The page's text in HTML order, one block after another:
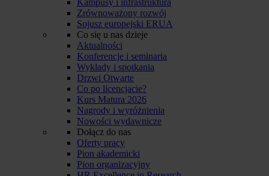
Zrównoważony rozwój
Sojusz europejski ERUA
Co się u nas dzieje
Aktualności
Konferencje i seminaria
Wykłady i spotkania
Drzwi Otwarte
Co po licencjacie?
Kurs Matura 2026
Nagrody i wyróżnienia
Nowości wydawnicze
Dołącz do nas
Oferty pracy
Pion akademicki
Pion organizacyjny